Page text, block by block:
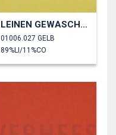
LEINEN GEWASCHEN 170 GM2
01006.027 GELB
89%LI/11%CO